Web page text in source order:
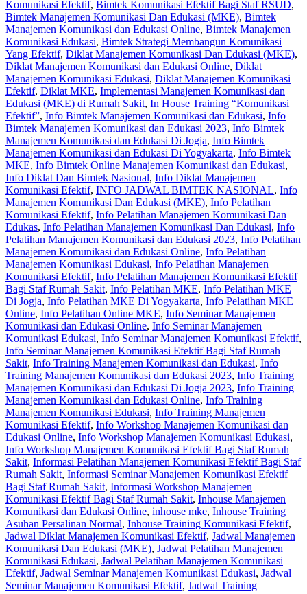
Komunikasi Efektif, Bimtek Komunikasi Efektif Bagi Staf RSUD,
Bimtek Manajemen Komunikasi Dan Edukasi (MKE), Bimtek
Manajemen Komunikasi dan Edukasi Online, Bimtek Manajemen
Komunikasi Edukasi, Bimtek Strategi Membangun Komunikasi
Yang Efektif, Diklat Manajemen Komunikasi Dan Edukasi (MKE),
Diklat Manajemen Komunikasi dan Edukasi Online, Diklat
Manajemen Komunikasi Edukasi, Diklat Manajemen Komunikasi
Efektif, Diklat MKE, Implementasi Manajemen Komunikasi dan
Edukasi (MKE) di Rumah Sakit, In House Training “Komunikasi
Efektif”, Info Bimtek Manajemen Komunikasi dan Edukasi, Info
Bimtek Manajemen Komunikasi dan Edukasi 2023, Info Bimtek
Manajemen Komunikasi dan Edukasi Di Jogja, Info Bimtek
Manajemen Komunikasi dan Edukasi Di Yogyakarta, Info Bimtek
MKE, Info Bimtek Online Manajemen Komunikasi dan Edukasi,
Info Diklat Dan Bimtek Nasional, Info Diklat Manajemen
Komunikasi Efektif, INFO JADWAL BIMTEK NASIONAL, Info
Manajemen Komunikasi Dan Edukasi (MKE), Info Pelatihan
Komunikasi Efektif, Info Pelatihan Manajemen Komunikasi Dan
Edukas, Info Pelatihan Manajemen Komunikasi Dan Edukasi, Info
Pelatihan Manajemen Komunikasi dan Edukasi 2023, Info Pelatihan
Manajemen Komunikasi dan Edukasi Online, Info Pelatihan
Manajemen Komunikasi Edukasi, Info Pelatihan Manajemen
Komunikasi Efektif, Info Pelatihan Manajemen Komunikasi Efektif
Bagi Staf Rumah Sakit, Info Pelatihan MKE, Info Pelatihan MKE
Di Jogja, Info Pelatihan MKE Di Yogyakarta, Info Pelatihan MKE
Online, Info Pelatihan Online MKE, Info Seminar Manajemen
Komunikasi dan Edukasi Online, Info Seminar Manajemen
Komunikasi Edukasi, Info Seminar Manajemen Komunikasi Efektif,
Info Seminar Manajemen Komunikasi Efektif Bagi Staf Rumah
Sakit, Info Training Manajemen Komunikasi dan Edukasi, Info
Training Manajemen Komunikasi dan Edukasi 2023, Info Training
Manajemen Komunikasi dan Edukasi Di Jogja 2023, Info Training
Manajemen Komunikasi dan Edukasi Online, Info Training
Manajemen Komunikasi Edukasi, Info Training Manajemen
Komunikasi Efektif, Info Workshop Manajemen Komunikasi dan
Edukasi Online, Info Workshop Manajemen Komunikasi Edukasi,
Info Workshop Manajemen Komunikasi Efektif Bagi Staf Rumah
Sakit, Informasi Pelatihan Manajemen Komunikasi Efektif Bagi Staf
Rumah Sakit, Informasi Seminar Manajemen Komunikasi Efektif
Bagi Staf Rumah Sakit, Informasi Workshop Manajemen
Komunikasi Efektif Bagi Staf Rumah Sakit, Inhouse Manajemen
Komunikasi dan Edukasi Online, inhouse mke, Inhouse Training
Asuhan Persalinan Normal, Inhouse Training Komunikasi Efektif,
Jadwal Diklat Manajemen Komunikasi Efektif, Jadwal Manajemen
Komunikasi Dan Edukasi (MKE), Jadwal Pelatihan Manajemen
Komunikasi Edukasi, Jadwal Pelatihan Manajemen Komunikasi
Efektif, Jadwal Seminar Manajemen Komunikasi Edukasi, Jadwal
Seminar Manajemen Komunikasi Efektif, Jadwal Training